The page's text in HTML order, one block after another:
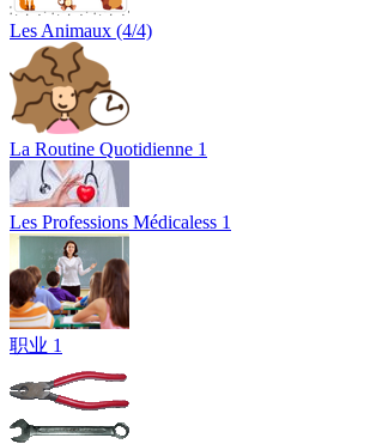
Les Animaux (4/4)
La Routine Quotidienne 1
Les Professions Médicaless 1
职业 1